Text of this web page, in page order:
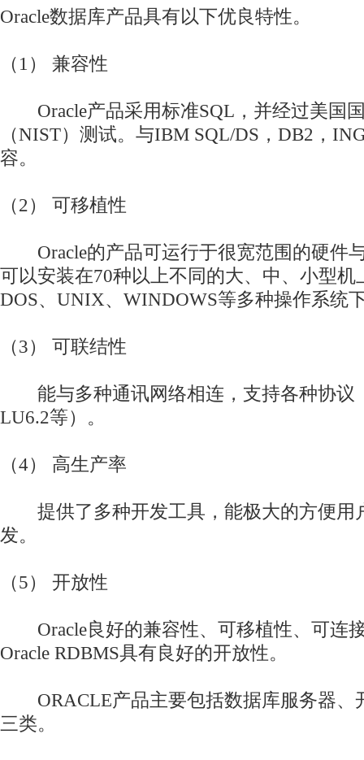
Oracle数据库产品具有以下优良特性。
（1） 兼容性
Oracle产品采用标准SQL，并经过美国
（NIST）测试。与IBM SQL/DS，DB2，
容。
（2） 可移植性
Oracle的产品可运行于很宽范围的硬件
可以安装在70种以上不同的大、中、小型机
DOS、UNIX、WINDOWS等多种操作系统
（3） 可联结性
能与多种通讯网络相连，支持各种协议
LU6.2等）。
（4） 高生产率
提供了多种开发工具，能极大的方便用
发。
（5） 开放性
Oracle良好的兼容性、可移植性、可连
Oracle RDBMS具有良好的开放性。
ORACLE产品主要包括数据库服务器、
三类。